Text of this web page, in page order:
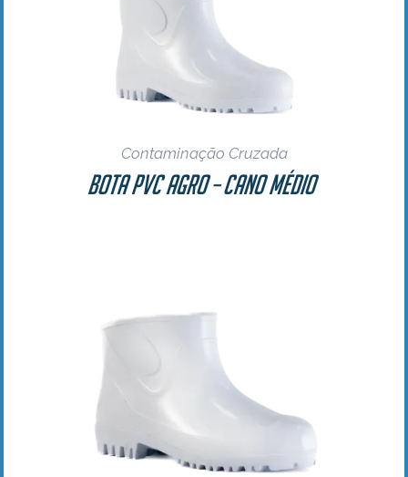
Contaminação Cruzada
Bota PVC Agro – Cano Médio